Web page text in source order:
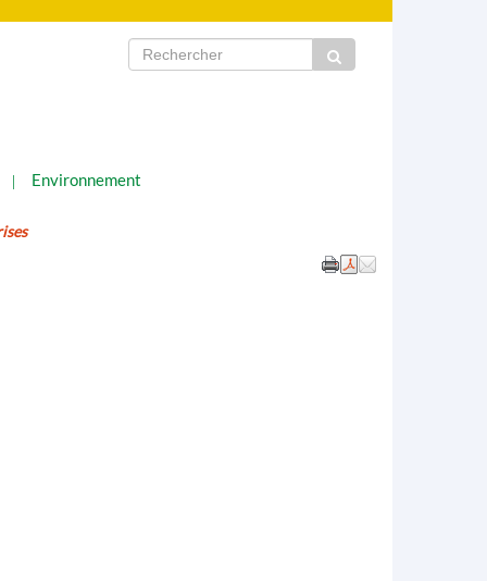
Environnement